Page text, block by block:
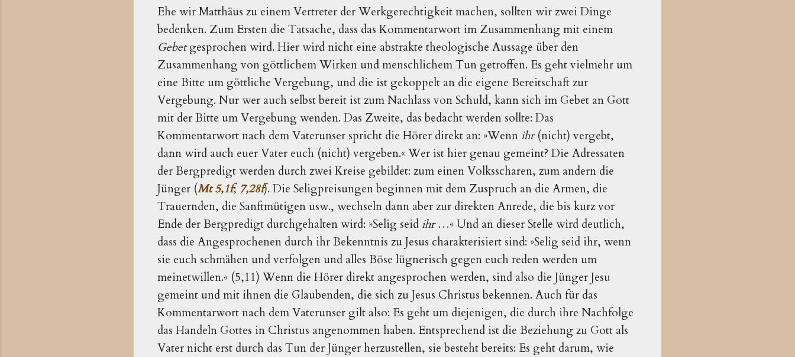
Ehe wir Matthäus zu einem Vertreter der Werkgerechtigkeit machen, sollten wir zwei Dinge
bedenken. Zum Ersten die Tatsache, dass das Kommentarwort im Zusammenhang mit einem
Gebetgesprochen wird. Hier wird nicht eine abstrakte theologische Aussage über den
Zusammenhang von göttlichem Wirken und menschlichem Tun getroffen. Es geht vielmehr um
eine Bitte um göttliche Vergebung, und die ist gekoppelt an die eigene Bereitschaft zur
Vergebung. Nur wer auch selbst bereit ist zum Nachlass von Schuld, kann sich im Gebet an Gott
mit der Bitte um Vergebung wenden. Das Zweite, das bedacht werden sollte: Das
Kommentarwort nach dem Vaterunser spricht die Hörer direkt an: »Wenn ihr(nicht) vergebt,
dann wird auch euer Vater euch (nicht) vergeben.« Wer ist hier genau gemeint? Die Adressaten
der Bergpredigt werden durch zwei Kreise gebildet: zum einen Volksscharen, zum andern die
Jünger (Mt 5,1f; 7,28f). Die Seligpreisungen beginnen mit dem Zuspruch an die Armen, die
Trauernden, die Sanftmütigen usw., wechseln dann aber zur direkten Anrede, die bis kurz vor
Ende der Bergpredigt durchgehalten wird: »Selig seid ihr…« Und an dieser Stelle wird deutlich,
dass die Angesprochenen durch ihr Bekenntnis zu Jesus charakterisiert sind: »Selig seid ihr, wenn
sie euch schmähen und verfolgen und alles Böse lügnerisch gegen euch reden werden um
meinetwillen.« (5,11) Wenn die Hörer direkt angesprochen werden, sind also die Jünger Jesu
gemeint und mit ihnen die Glaubenden, die sich zu Jesus Christus bekennen. Auch für das
Kommentarwort nach dem Vaterunser gilt also: Es geht um diejenigen, die durch ihre Nachfolge
das Handeln Gottes in Christus angenommen haben. Entsprechend ist die Beziehung zu Gott als
Vater nicht erst durch das Tun der Jünger herzustellen, sie besteht bereits: Es geht darum, wie